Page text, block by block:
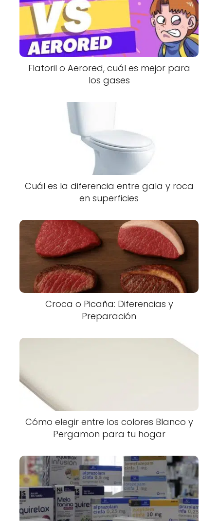
Flatoril o Aerored, cuál es mejor para
los gases
Cuál es la diferencia entre gala y roca
en superficies
Croca o Picaña: Diferencias y
Preparación
Cómo elegir entre los colores Blanco y
Pergamon para tu hogar